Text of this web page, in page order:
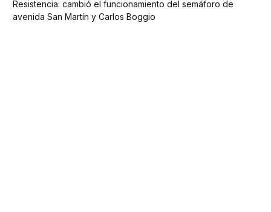
Resistencia: cambió el funcionamiento del semáforo de
avenida San Martín y Carlos Boggio